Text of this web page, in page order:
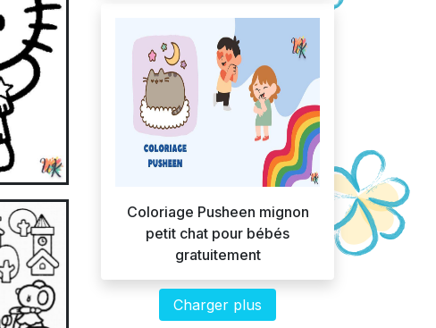
Coloriage Pusheen mignon
petit chat pour bébés
gratuitement
Charger plus